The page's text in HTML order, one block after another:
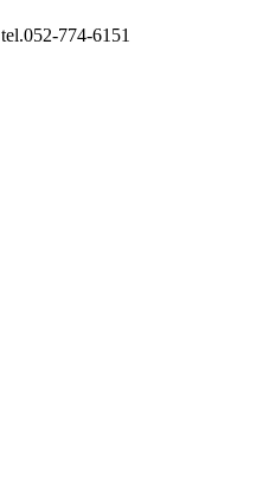
tel.052-774-6151